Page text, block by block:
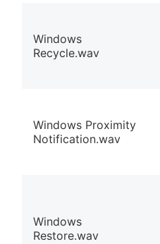
Windows
Recycle.wav
Windows Proximity
Notification.wav
Windows
Restore.wav